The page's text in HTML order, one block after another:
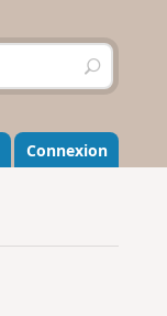
R
e
h
e
r
r
Connexion